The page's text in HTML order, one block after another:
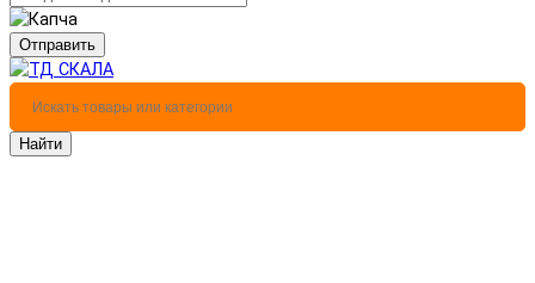
Отправить
Найти